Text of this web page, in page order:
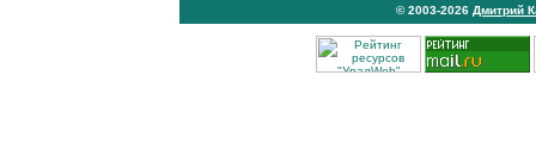
© 2003-2026 Дмитрий